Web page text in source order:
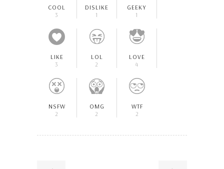
COOL
3
DISLIKE
1
GEEKY
1
LIKE
3
LOL
2
LOVE
4
NSFW
2
OMG
2
WTF
2